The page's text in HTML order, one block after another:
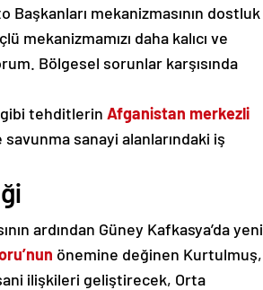
Başkanları mekanizmasının dostluk
mekanizmamızı daha kalıcı ve
Bölgesel sorunlar karşısında
gibi tehditlerin Afganistan merkezli
sanayi alanlarındaki iş
ardından Güney Kafkasya’da yeni
önemine değinen Kurtulmuş,
ilişkileri geliştirecek, Orta